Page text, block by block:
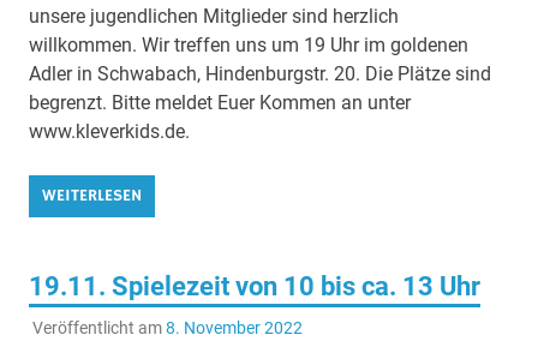
unsere jugendlichen Mitglieder sind herzlich
willkommen. Wir treffen uns um 19 Uhr im goldenen
Adler in Schwabach, Hindenburgstr. 20. Die Plätze sind
begrenzt. Bitte meldet Euer Kommen an unter
www.kleverkids.de.
WEITERLESEN
19.11. Spielezeit von 10 bis ca. 13 Uhr
Veröffentlicht am8. November 2022